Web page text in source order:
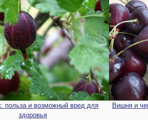
польза и возможный вред для
здоровья
Вишня и